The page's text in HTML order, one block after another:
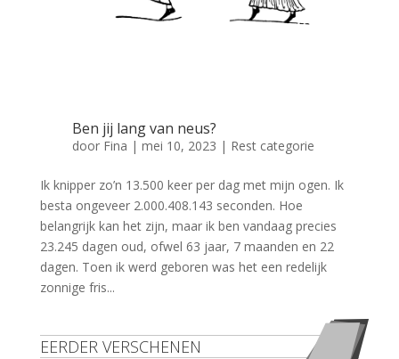
Ben jij lang van neus?
door Fina | mei 10, 2023 | Rest categorie
Ik knipper zo’n 13.500 keer per dag met mijn ogen. Ik
besta ongeveer 2.000.408.143 seconden. Hoe
belangrijk kan het zijn, maar ik ben vandaag precies
23.245 dagen oud, ofwel 63 jaar, 7 maanden en 22
dagen. Toen ik werd geboren was het een redelijk
zonnige fris...
EERDER VERSCHENEN